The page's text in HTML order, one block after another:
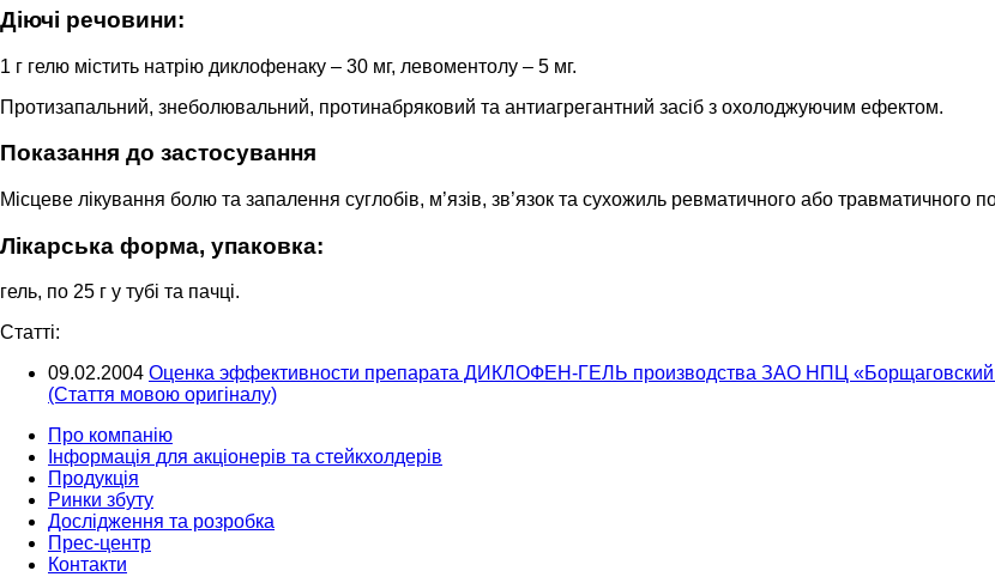
Діючі речовини:
1 г гелю містить натрію диклофенаку – 30 мг, левоментолу – 5 мг.
Протизапальний, знеболювальний, протинабряковий та антиагрегантний засіб з охолоджуючим ефектом.
Показання до застосування
Місцеве лікування болю та запалення суглобів, м’язів, зв’язок та сухожиль ревматичного або травматичного
Лікарська форма, упаковка:
гель, по 25 г у тубі та пачці.
Cтатті:
09.02.2004 Оценка эффективности препарата ДИКЛОФЕН-ГЕЛЬ производства ЗАО НПЦ «Борщаговский
(Стаття мовою оригіналу)
Про компанію
Інформація для акціонерів та стейкхолдерів
Продукція
Ринки збуту
Дослідження та розробка
Прес-центр
Контакти